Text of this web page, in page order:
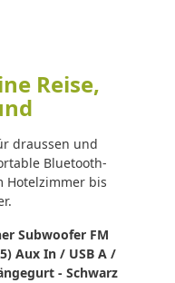
Reise,
draussen und
Bluetooth-
Hotelzimmer bis
Subwoofer FM
Aux In / USB A /
- Schwarz